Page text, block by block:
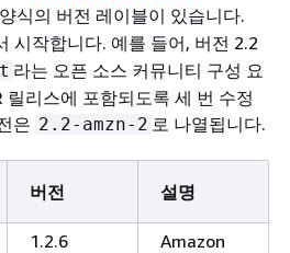
양식의 버전 레이블이 있습니다.
시작합니다. 예를 들어, 버전 2.2
라는 오픈 소스 커뮤니티 구성 요
릴리스에 포함되도록 세 번 수정
은 2.2-amzn-2 로 나열됩니다.
버전 설명
1.2.6
Amazon